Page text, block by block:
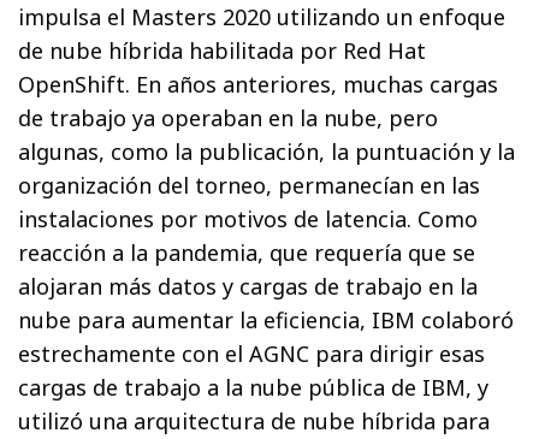
impulsa el Masters 2020 utilizando un enfoque
de nube híbrida habilitada por Red Hat
OpenShift. En años anteriores, muchas cargas
de trabajo ya operaban en la nube, pero
algunas, como la publicación, la puntuación y la
organización del torneo, permanecían en las
instalaciones por motivos de latencia. Como
reacción a la pandemia, que requería que se
alojaran más datos y cargas de trabajo en la
nube para aumentar la eficiencia, IBM colaboró
estrechamente con el AGNC para dirigir esas
cargas de trabajo a la nube pública de IBM, y
utilizó una arquitectura de nube híbrida para